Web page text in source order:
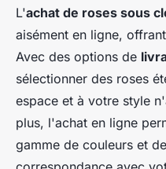
L'achat de roses sous
aisément en ligne,
Avec des options de
sélectionner des roses
espace et à votre style
plus, l'achat en ligne
gamme de couleurs et